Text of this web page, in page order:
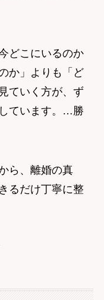
どこにいるのか
か」よりも「ど
ていく方が、ず
ています。…勝
ら、離婚の真
るだけ丁寧に整